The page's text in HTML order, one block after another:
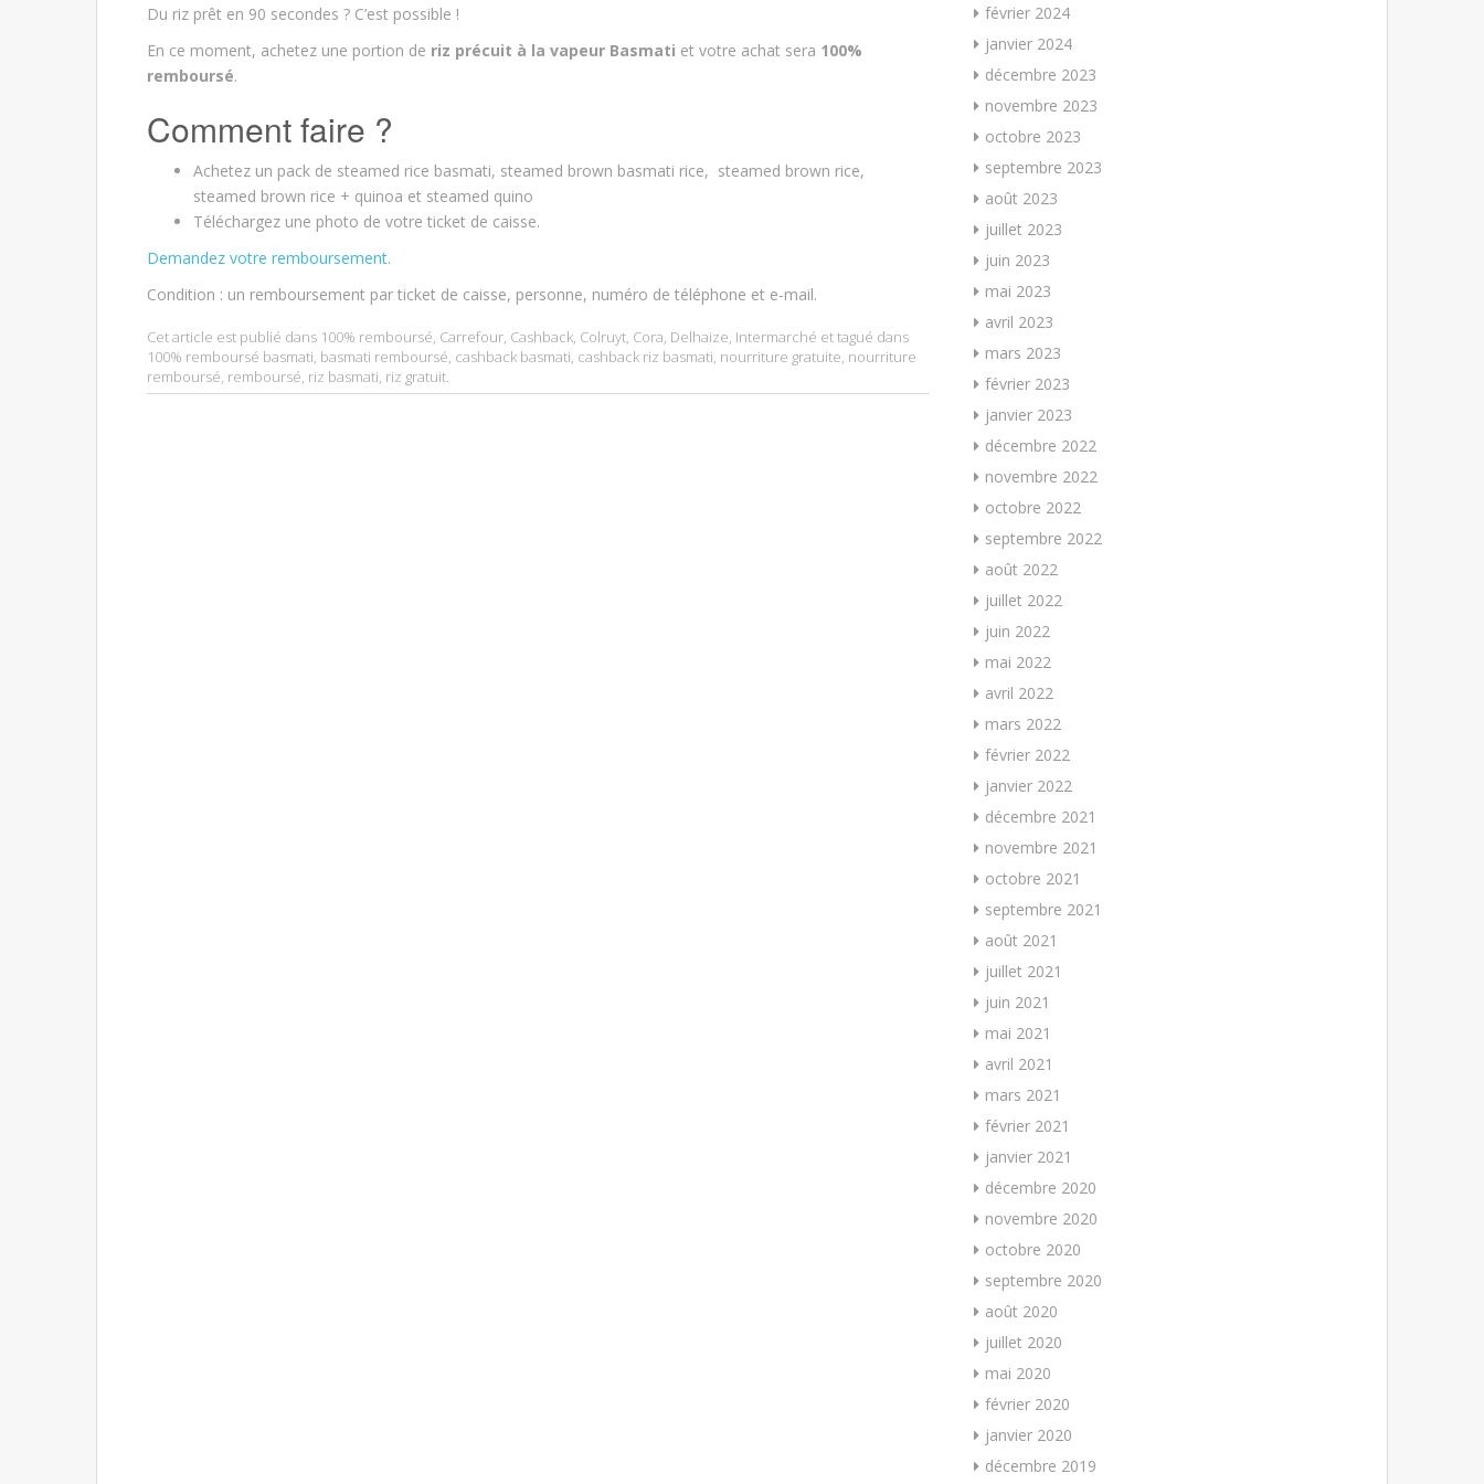
Du riz prêt en 90 secondes ? C’est possible !
En ce moment, achetez une portion de riz précuit à la vapeur Basmati et votre achat sera 100%
remboursé.
Comment faire ?
Achetez un pack de steamed rice basmati, steamed brown basmati rice, steamed brown rice,
steamed brown rice + quinoa et steamed quino
Téléchargez une photo de votre ticket de caisse.
Demandez votre remboursement.
Condition : un remboursement par ticket de caisse, personne, numéro de téléphone et e-mail.
Cet article est publié dans 100% remboursé, Carrefour, Cashback, Colruyt, Cora, Delhaize, Intermarché et tagué dans
100% remboursé basmati, basmati remboursé, cashback basmati, cashback riz basmati, nourriture gratuite, nourriture
remboursé, remboursé, riz basmati, riz gratuit.
février 2024
janvier 2024
décembre 2023
novembre 2023
octobre 2023
septembre 2023
août 2023
juillet 2023
juin 2023
mai 2023
avril 2023
mars 2023
février 2023
janvier 2023
décembre 2022
novembre 2022
octobre 2022
septembre 2022
août 2022
juillet 2022
juin 2022
mai 2022
avril 2022
mars 2022
février 2022
janvier 2022
décembre 2021
novembre 2021
octobre 2021
septembre 2021
août 2021
juillet 2021
juin 2021
mai 2021
avril 2021
mars 2021
février 2021
janvier 2021
décembre 2020
novembre 2020
octobre 2020
septembre 2020
août 2020
juillet 2020
mai 2020
février 2020
janvier 2020
décembre 2019